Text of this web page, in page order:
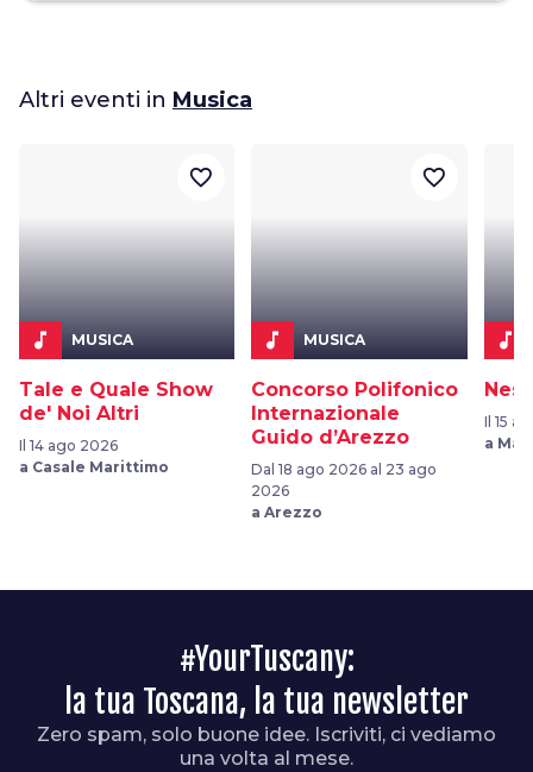
Altri eventi in Musica
music_note MUSICA
Tale e Quale Show
de' Noi Altri
Il 14 ago 2026
a Casale Marittimo
favorite_border
music_note MUSICA
Concorso Polifonico
Internazionale
Guido d’Arezzo
Dal 18 ago 2026 al 23 ago
2026
a Arezzo
favorite_border
music_note
Il 15
a
#YourTuscany:
la tua Toscana, la tua newsletter
Zero spam, solo buone idee. Iscriviti, ci vediamo
una volta al mese.